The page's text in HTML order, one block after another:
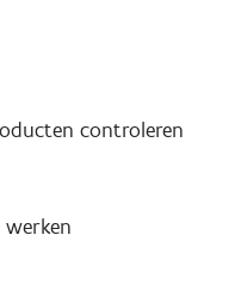
controleren
werken